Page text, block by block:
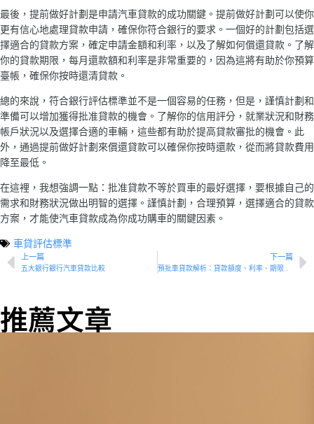
最後，提前做好計劃是申請汽車貸款的成功關鍵。提前做好計劃可以使你
更有信心地處理貸款申請，確保你符合銀行的要求。一個好的計劃包括選
擇適合的貸款方案，確定申請金額和利率，以及了解如何償還貸款。了解
你的貸款期限，每月還款額和利率是非常重要的，因為這將有助於你預算
臺帳，確保你按時還清貸款。
總的來說，符合銀行評估標準並不是一個容易的任務，但是，謹慎計劃和
準備可以增加獲得批准貸款的機會。了解你的信用評分，就業狀況和財務
帳戶狀況以及選擇合適的車輛，這些都有助於提高貸款審批的機會。此
外，通過提前做好計劃來償還貸款可以確保你按時還款，從而將貸款費用
降至最低。
在這裡，我想強調一點：批准貸款不等於買車的最好選擇，要根據自己的
需求和財務狀況做出明智的選擇。謹慎計劃，合理預算，選擇適合的貸款
方案，才能使汽車貸款成為你成功購車的關鍵因素。
車貸評估標準
上一篇
五大銀行銀行汽車貸款比較
下一篇
推薦文章